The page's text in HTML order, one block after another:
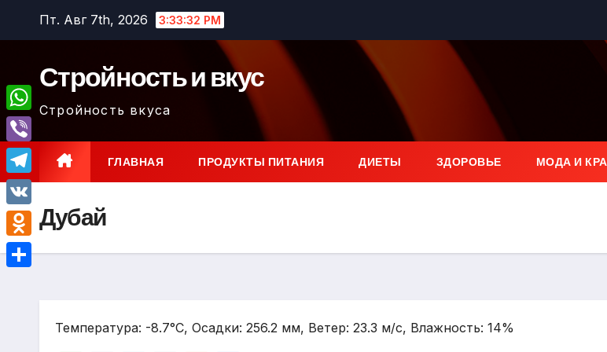
Перейти
Пт. Авг 7th, 2026 3:33:33 PM
Стройность и вкус
Стройность вкуса
ГЛАВНАЯ ПРОДУКТЫ ПИТАНИЯ ДИЕТЫ ЗДОРОВЬЕ МОДА И
Дубай
Температура: -8.7°C, Осадки: 256.2 мм, Ветер: 23.3 м/с, Влажность: 14%
W
h
a
t
A
V
i
b
e
T
e
l
e
V
K
O